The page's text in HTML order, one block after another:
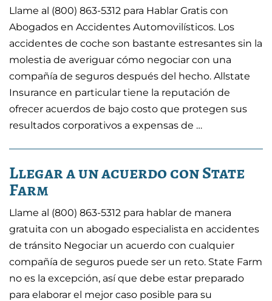
Llame al (800) 863-5312 para Hablar Gratis con
Abogados en Accidentes Automovilísticos. Los
accidentes de coche son bastante estresantes sin la
molestia de averiguar cómo negociar con una
compañía de seguros después del hecho. Allstate
Insurance en particular tiene la reputación de
ofrecer acuerdos de bajo costo que protegen sus
resultados corporativos a expensas de …
Llegar a un acuerdo con State
Farm
Llame al (800) 863-5312 para hablar de manera
gratuita con un abogado especialista en accidentes
de tránsito Negociar un acuerdo con cualquier
compañía de seguros puede ser un reto. State Farm
no es la excepción, así que debe estar preparado
para elaborar el mejor caso posible para su